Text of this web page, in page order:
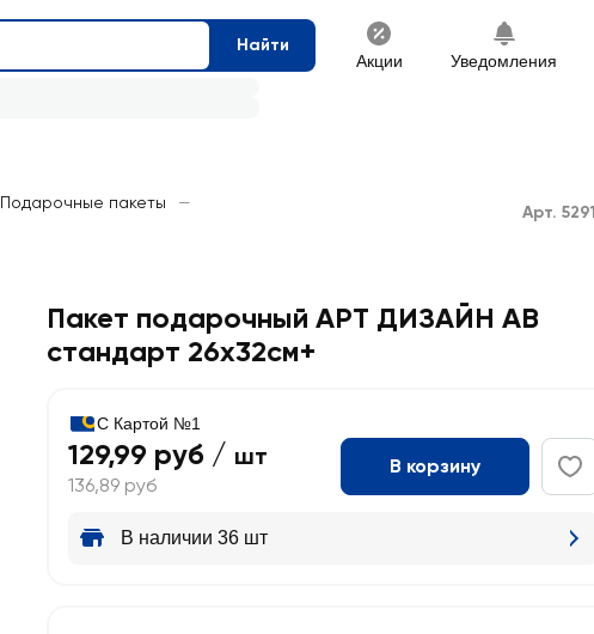
Найти
Акции Уведомления
Подарочные пакеты
—
Арт.
Пакет подарочный АРТ ДИЗАЙН АВ
стандарт 26х32см+
С Картой №1
129,99 руб / шт
136,89 руб
В корзину
В наличии 36 шт